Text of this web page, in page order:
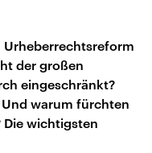
Urheberrechtsreform
der großen
eingeschränkt?
warum fürchten
Die wichtigsten